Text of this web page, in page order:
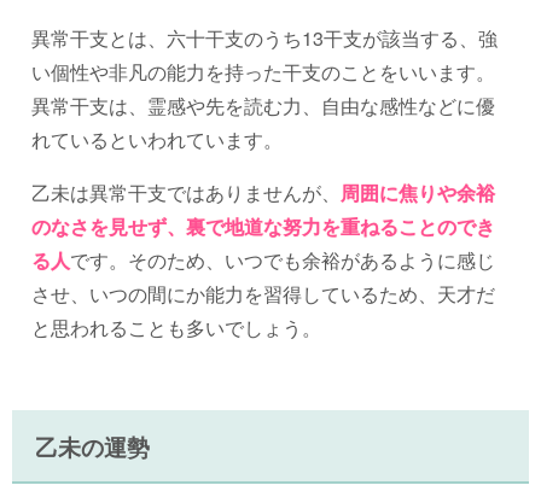
異常干支とは、六十干支のうち13干支が該当する、強
い個性や非凡の能力を持った干支のことをいいます。
異常干支は、霊感や先を読む力、自由な感性などに優
れているといわれています。
乙未は異常干支ではありませんが、 周囲に焦りや余裕
のなさを見せず、裏で地道な努力を重ねることのでき
る人です。そのため、いつでも余裕があるように感じ
させ、いつの間にか能力を習得しているため、天才だ
と思われることも多いでしょう。
乙未の運勢